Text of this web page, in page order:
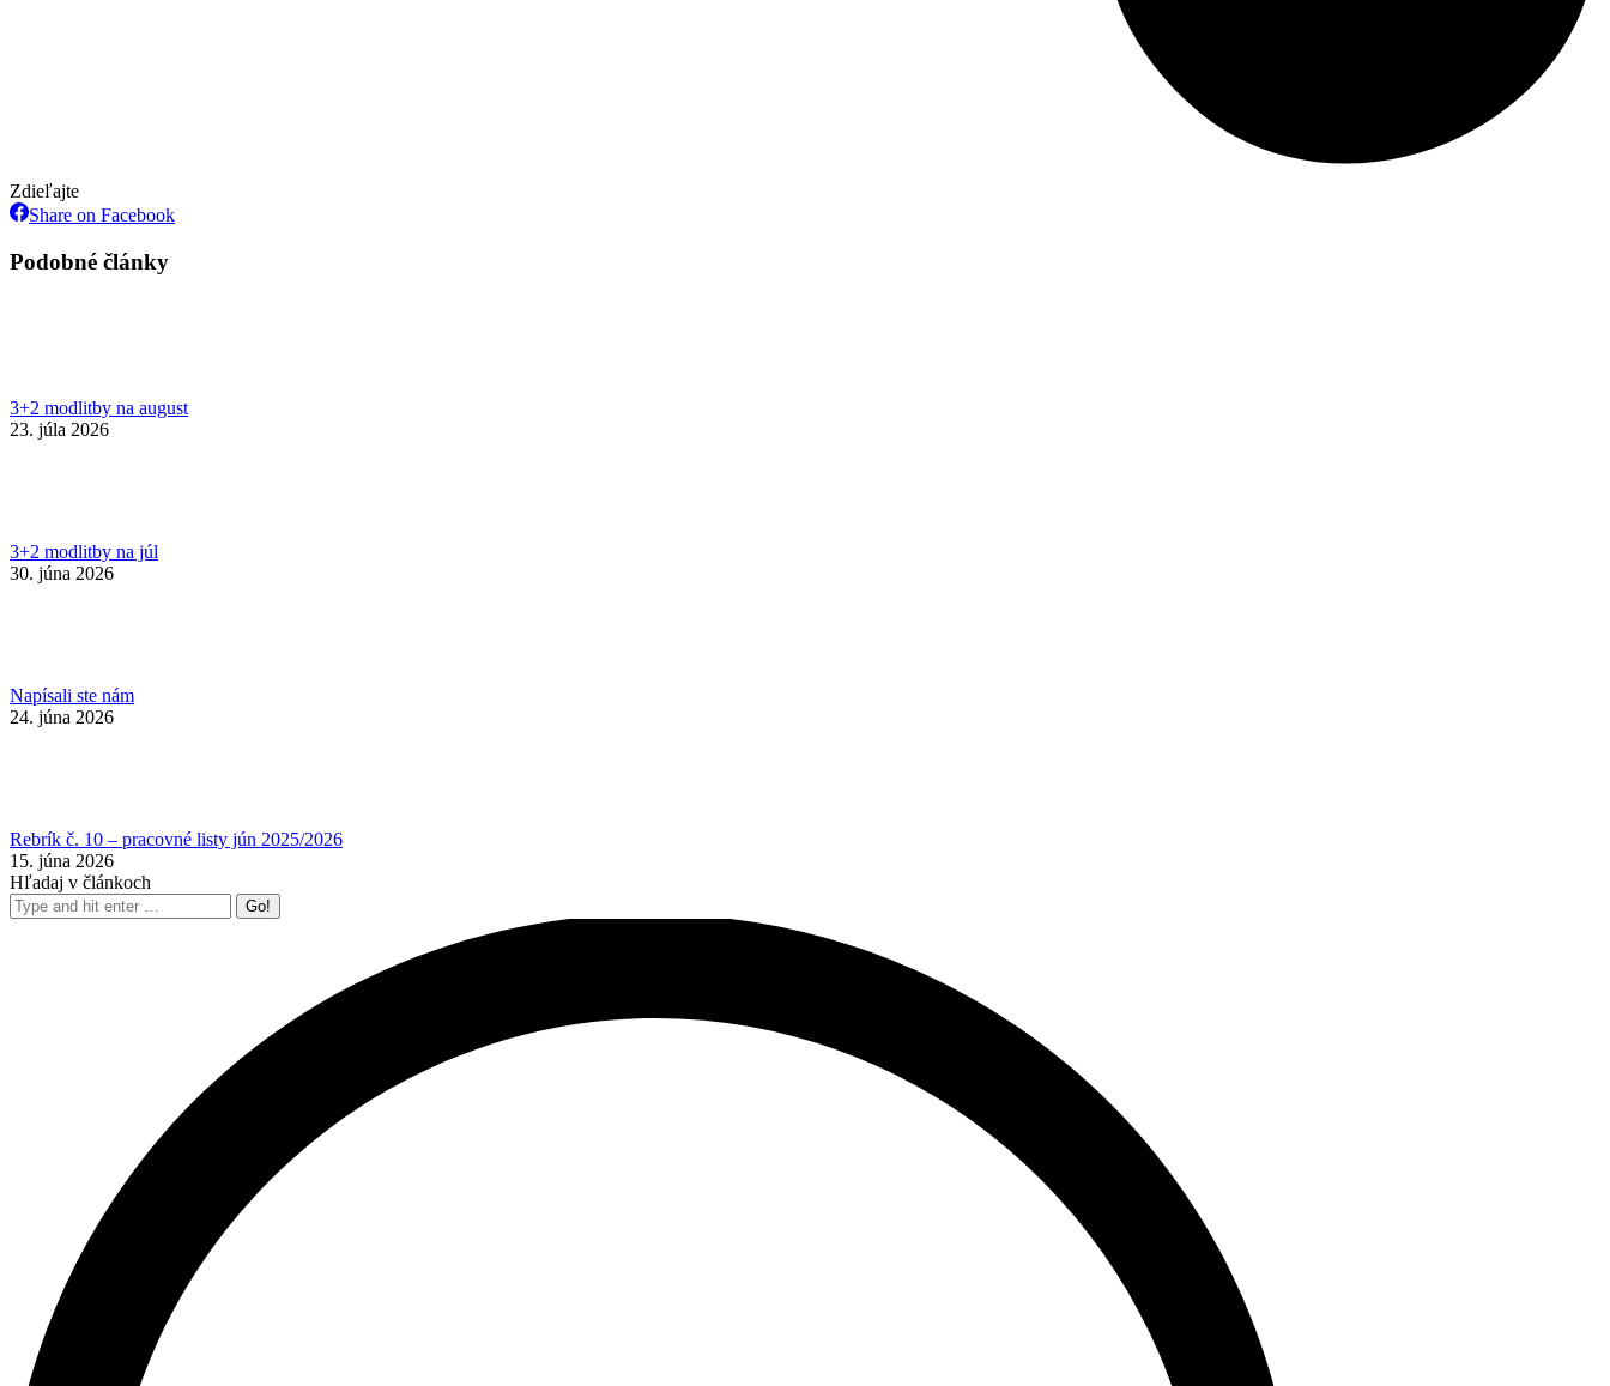
Zdieľajte
Share on FacebookShare
Podobné články
3+2 modlitby na august
23. júla 2026
3+2 modlitby na júl
30. júna 2026
Napísali ste nám
24. júna 2026
Rebrík č. 10 – pracovné listy jún 2025/2026
15. júna 2026
Hľadaj v článkoch
Search: